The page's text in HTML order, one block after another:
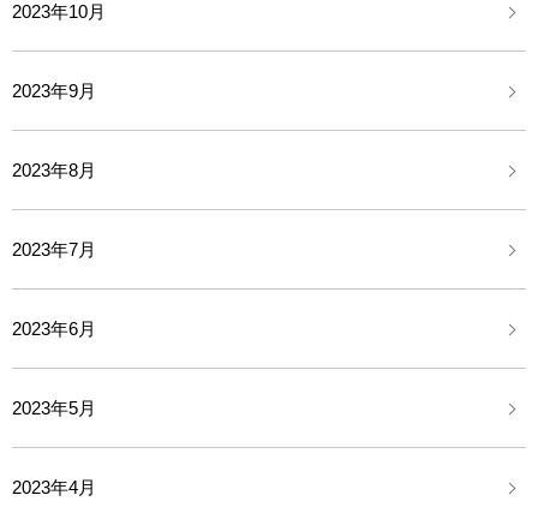
2023年10月
2023年9月
2023年8月
2023年7月
2023年6月
2023年5月
2023年4月